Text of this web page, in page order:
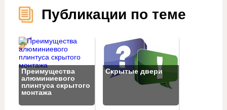
Публикации по теме
Преимущества
алюминиевого
плинтуса скрытого
монтажа
Скрытые двери